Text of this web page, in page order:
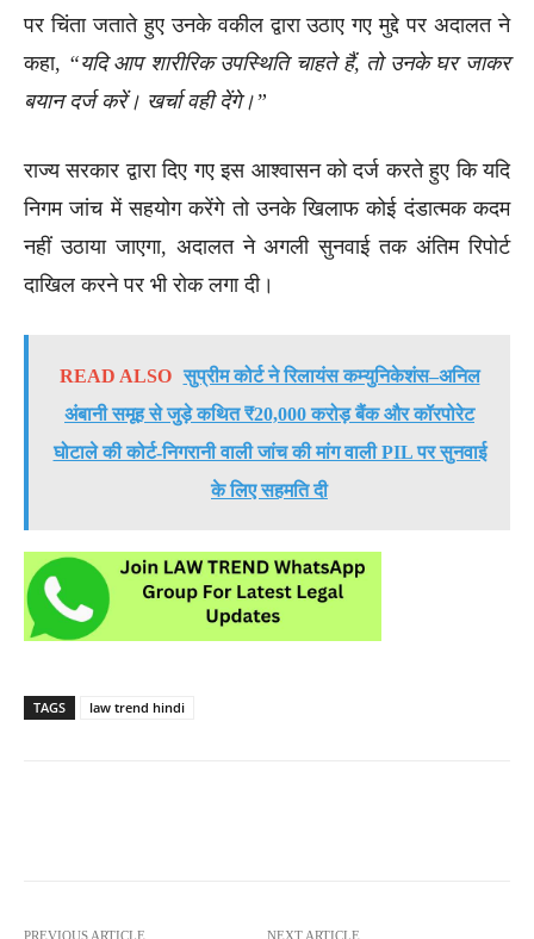
पर चिंता जताते हुए उनके वकील द्वारा उठाए गए मुद्दे पर अदालत ने
कहा, “यदि आप शारीरिक उपस्थिति चाहते हैं, तो उनके घर जाकर
बयान दर्ज करें। खर्चा वही देंगे।”
राज्य सरकार द्वारा दिए गए इस आश्वासन को दर्ज करते हुए कि यदि
निगम जांच में सहयोग करेंगे तो उनके खिलाफ कोई दंडात्मक कदम
नहीं उठाया जाएगा, अदालत ने अगली सुनवाई तक अंतिम रिपोर्ट
दाखिल करने पर भी रोक लगा दी।
READ ALSO सुप्रीम कोर्ट ने रिलायंस कम्युनिकेशंस–अनिल
अंबानी समूह से जुड़े कथित ₹20,000 करोड़ बैंक और कॉरपोरेट
घोटाले की कोर्ट-निगरानी वाली जांच की मांग वाली PIL पर सुनवाई
के लिए सहमति दी
TAGS law trend hindi
PREVIOUS ARTICLE NEXT ARTICLE